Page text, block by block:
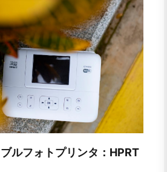
ルフォトプリンタ：HPRT